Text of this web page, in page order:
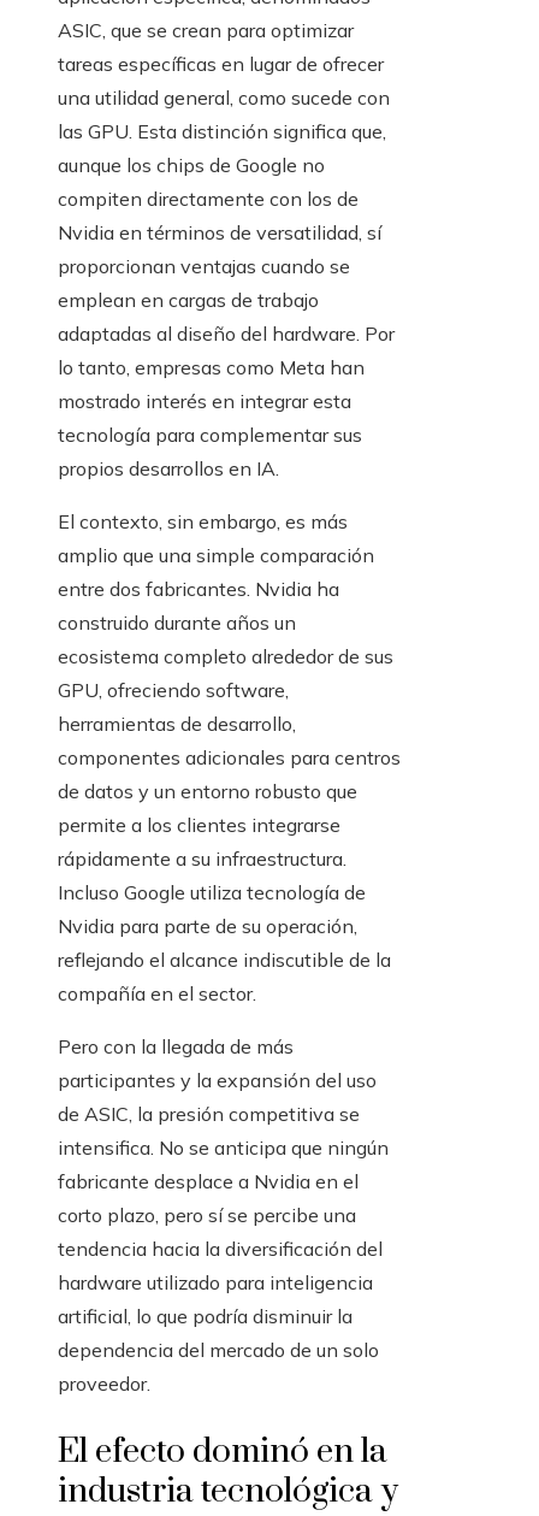
ASIC, que se crean para optimizar
tareas específicas en lugar de ofrecer
una utilidad general, como sucede con
las GPU. Esta distinción significa que,
aunque los chips de Google no
compiten directamente con los de
Nvidia en términos de versatilidad, sí
proporcionan ventajas cuando se
emplean en cargas de trabajo
adaptadas al diseño del hardware. Por
lo tanto, empresas como Meta han
mostrado interés en integrar esta
tecnología para complementar sus
propios desarrollos en IA.
El contexto, sin embargo, es más
amplio que una simple comparación
entre dos fabricantes. Nvidia ha
construido durante años un
ecosistema completo alrededor de sus
GPU, ofreciendo software,
herramientas de desarrollo,
componentes adicionales para centros
de datos y un entorno robusto que
permite a los clientes integrarse
rápidamente a su infraestructura.
Incluso Google utiliza tecnología de
Nvidia para parte de su operación,
reflejando el alcance indiscutible de la
compañía en el sector.
Pero con la llegada de más
participantes y la expansión del uso
de ASIC, la presión competitiva se
intensifica. No se anticipa que ningún
fabricante desplace a Nvidia en el
corto plazo, pero sí se percibe una
tendencia hacia la diversificación del
hardware utilizado para inteligencia
artificial, lo que podría disminuir la
dependencia del mercado de un solo
proveedor.
El efecto dominó en la
industria tecnológica y